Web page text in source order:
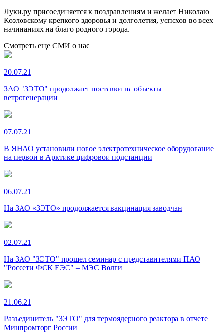
Луки.ру присоединяется к поздравлениям и желает Николаю
Козловскому крепкого здоровья и долголетия, успехов во всех
начинаниях на благо родного города.
Смотреть еще СМИ о нас
20.07.21
ЗАО "ЗЭТО" продолжает поставки на объекты
ветрогенерации
07.07.21
В ЯНАО установили новое электротехническое оборудование
на первой в Арктике цифровой подстанции
06.07.21
На ЗАО «ЗЭТО» продолжается вакцинация заводчан
02.07.21
На ЗАО "ЗЭТО" прошел семинар с представителями ПАО
"Россети ФСК ЕЭС" – МЭС Волги
21.06.21
Разъединитель "ЗЭТО" для термоядерного реактора в отчете
Минпромторг России